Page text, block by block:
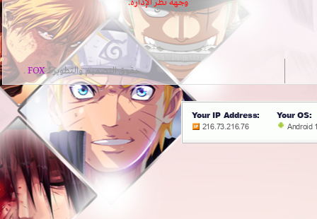
وجهة نظر الإدارة.
حقوق التصميم والتطوير لــFOX
.